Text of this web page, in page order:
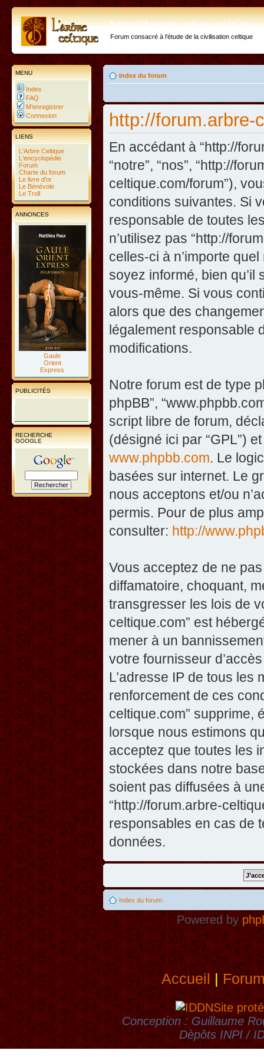
http://forum.arbre-
Forum consacré à l'étude de la civilisation celtique
MENU
Index
FAQ
M’enregistrer
Connexion
LIENS
L'Arbre Celtique
L'encyclopédie
Forum
Charte du forum
Le livre d'or
Le Bénévole
Le Troll
ANNONCES
Gaule
Orient
Express
PUBLICITÉS
RECHERCHE
GOOGLE
Index du forum
http://forum.arbre-
En accédant à “http://
“notre”, “nos”, “http://
celtique.com/forum”),
conditions suivantes. Si
responsable de toutes
n’utilisez pas “http://
celles-ci à n’importe
soyez informé, bien
vous-même. Si vous
alors que des
légalement responsable
modifications.
Notre forum est de type
phpBB”,
script libre de forum,
(désigné ici par “GPL”)
www.phpbb.com. Le
basées sur internet. Le
nous acceptons et/ou
permis. Pour de plus
consulter: http://
Vous acceptez de ne
diffamatoire, choquant,
transgresser les lois de
celtique.com” est
mener à un
votre fournisseur
L’adresse IP de tous
renforcement de ces
celtique.com” supprime,
lorsque nous estimons
acceptez que toutes les
stockées dans notre
soient pas diffusées à
“http://forum.arbre-
responsables en cas de
données.
Index du forum
Powered by
Accueil|
Site
Conception : Guillaume
Dèpôts INPI /